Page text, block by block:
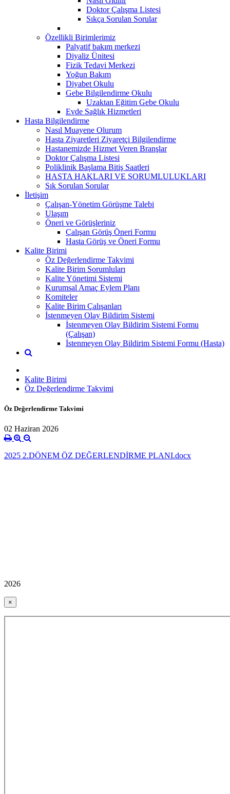
Doktor Çalışma Listesi
Sıkça Sorulan Sorular
Özellikli Birimlerimiz
Palyatif bakım merkezi
Diyaliz Ünitesi
Fizik Tedavi Merkezi
Yoğun Bakım
Diyabet Okulu
Gebe Bilgilendirme Okulu
Uzaktan Eğitim Gebe Okulu
Evde Sağlık Hizmetleri
Hasta Bilgilendirme
Nasıl Muayene Olurum
Hasta Ziyaretleri Ziyaretçi Bilgilendirme
Hastanemizde Hizmet Veren Branşlar
Doktor Çalışma Listesi
Poliklinik Başlama Bitiş Saatleri
HASTA HAKLARI VE SORUMLULUKLARI
Sık Sorulan Sorular
İletişim
Çalışan-Yönetim Görüşme Talebi
Ulaşım
Öneri ve Görüşleriniz
Çalışan Görüş Öneri Formu
Hasta Görüş ve Öneri Formu
Kalite Birimi
Öz Değerlendirme Takvimi
Kalite Birim Sorumluları
Kalite Yönetimi Sistemi
Kurumsal Amaç Eylem Planı
Komiteler
Kalite Birim Çalışanları
İstenmeyen Olay Bildirim Sistemi
İstenmeyen Olay Bildirim Sistemi Formu
(Çalışan)
İstenmeyen Olay Bildirim Sistemi Formu (Hasta)
Kalite Birimi
Öz Değerlendirme Takvimi
Öz Değerlendirme Takvimi
02 Haziran 2026
2025 2.DÖNEM ÖZ DEĞERLENDİRME PLANI.docx
2026
×